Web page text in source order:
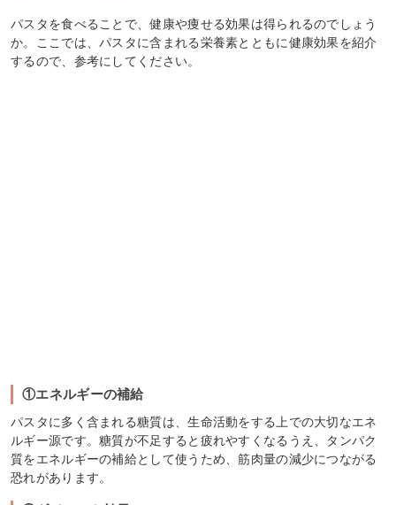
パスタを食べることで、健康や痩せる効果は得られるのでしょう
か。ここでは、パスタに含まれる栄養素とともに健康効果を紹介
するので、参考にしてください。
①エネルギーの補給
パスタに多く含まれる糖質は、生命活動をする上での大切なエネ
ルギー源です。糖質が不足すると疲れやすくなるうえ、タンパク
質をエネルギーの補給として使うため、筋肉量の減少につながる
恐れがあります。